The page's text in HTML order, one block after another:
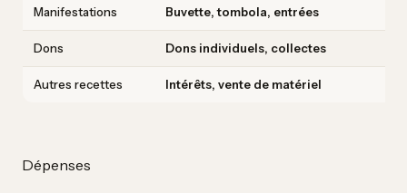
Manifestations Buvette, tombola, entrées
Dons Dons individuels, collectes
Autres recettes Intérêts, vente de matériel
Dépenses